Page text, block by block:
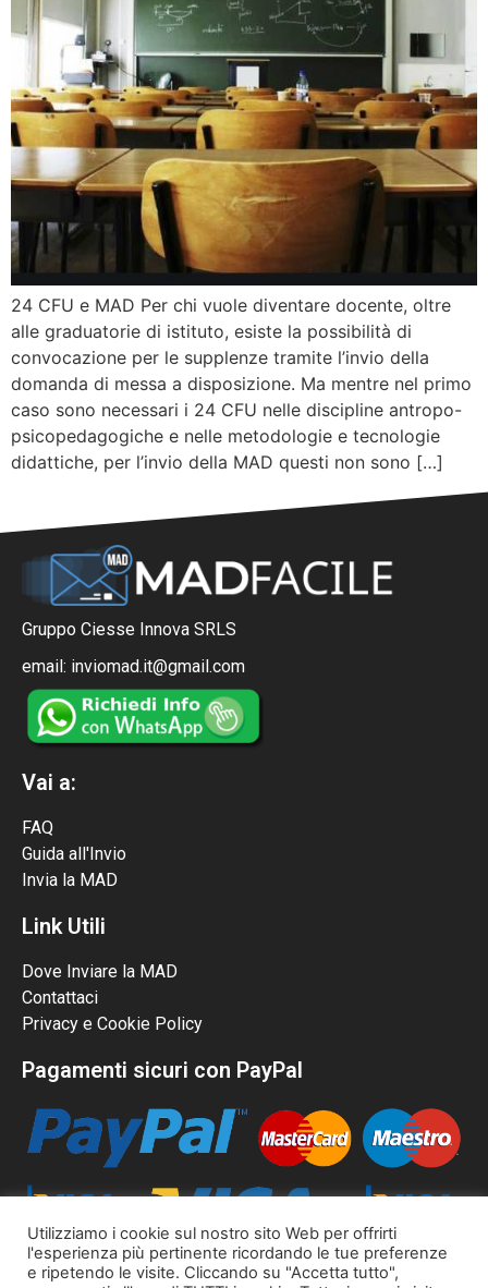
24 CFU e MAD Per chi vuole diventare docente, oltre
alle graduatorie di istituto, esiste la possibilità di
convocazione per le supplenze tramite l’invio della
domanda di messa a disposizione. Ma mentre nel primo
caso sono necessari i 24 CFU nelle discipline antropo-
psicopedagogiche e nelle metodologie e tecnologie
didattiche, per l’invio della MAD questi non sono […]
Gruppo Ciesse Innova SRLS
email: inviomad.it@gmail.com
Vai a:
FAQ
Guida all'Invio
Invia la MAD
Link Utili
Dove Inviare la MAD
Contattaci
Privacy e Cookie Policy
Pagamenti sicuri con PayPal
Utilizziamo i cookie sul nostro sito Web per offrirti
l'esperienza più pertinente ricordando le tue preferenze
e ripetendo le visite. Cliccando su "Accetta tutto",